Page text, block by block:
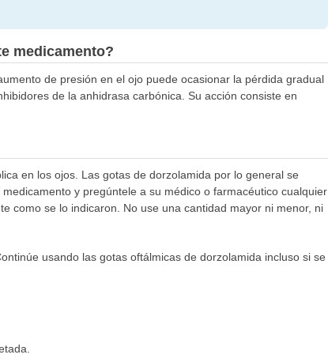
medicamento?
de presión en el ojo puede ocasionar la pérdida gradual
de la anhidrasa carbónica. Su acción consiste en
en los ojos. Las gotas de dorzolamida por lo general se
y pregúntele a su médico o farmacéutico cualquier
como se lo indicaron. No use una cantidad mayor ni menor, ni
usando las gotas oftálmicas de dorzolamida incluso si se